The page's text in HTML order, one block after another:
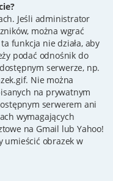
Jeśli administrator
można wgrać
funkcja nie działa, aby
podać odnośnik do
serwerze, np.
Nie można
na prywatnym
serwerem ani
wymagających
na Gmail lub Yahoo!
umieścić obrazek w